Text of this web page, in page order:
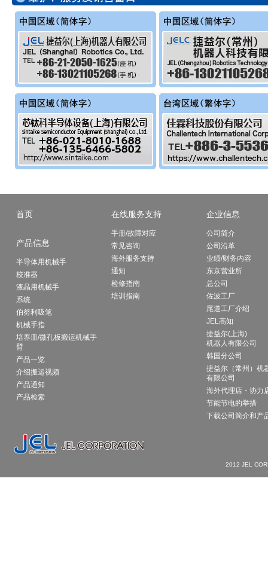
首页
产品信息
半导体用机械手
校准器
液晶用机械手
系统
伯努利吸笔
机械手指
培养皿/微孔板搬运机械手
臂
产品一览
介绍搬运视频
产品通知
产品检索
在线服务支持
手册/故障对应
常见咨询
海外服务支持
通知
检修指南
培训指南
企业信息
公司简介
公司沿革
业绩/财务内容
东京营业所
总公司
佐波工厂
尾道工厂介绍
JEL高知
捷益尔(上海)
机器人有限公司
韩国分公司
捷益尔（常州）机
有限公司
海外代理店・协力
节能节电的举措
下载公司简介和产
2012 JEL